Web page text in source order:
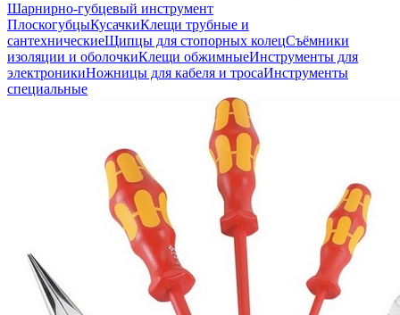
Шарнирно-губцевый инструмент
ПлоскогубцыКусачкиКлещи трубные и
сантехническиеЩипцы для стопорных колецСъёмники
изоляции и оболочкиКлещи обжимныеИнструменты для
электроникиНожницы для кабеля и тросаИнструменты
специальные